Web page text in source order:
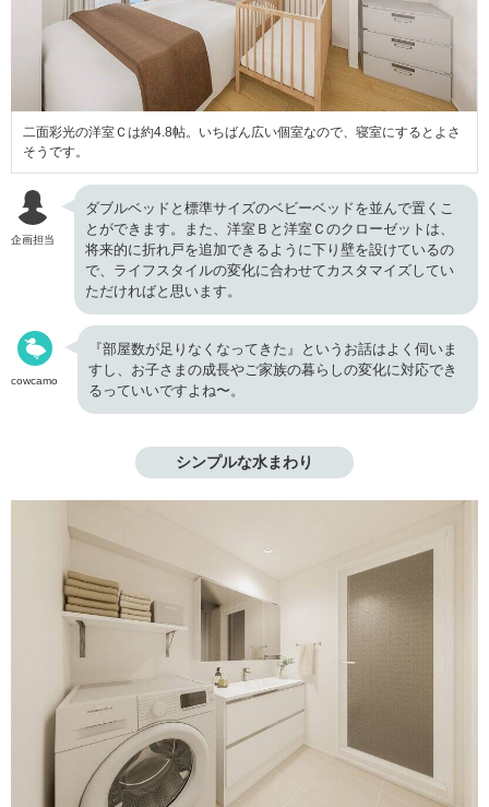
二面彩光の洋室Ｃは約4.8帖。いちばん広い個室なので、寝室にするとよさ
そうです。
企画担当
ダブルベッドと標準サイズのベビーベッドを並んで置くこ
とができます。また、洋室Ｂと洋室Ｃのクローゼットは、
将来的に折れ戸を追加できるように下り壁を設けているの
で、ライフスタイルの変化に合わせてカスタマイズしてい
ただければと思います。
cowcamo
『部屋数が足りなくなってきた』というお話はよく伺いま
すし、お子さまの成長やご家族の暮らしの変化に対応でき
るっていいですよね〜。
シンプルな水まわり